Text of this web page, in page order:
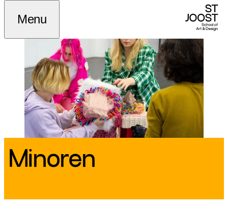
Menu
Minoren